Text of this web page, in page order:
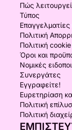
Πώς
Τύπος
Πολιτική
Πολιτική cookie
Όροι και
Νομικές
Συνεργάτες
Εγγραφείτε!
Ευρετηρίαση
Πολιτική
Πολιτική